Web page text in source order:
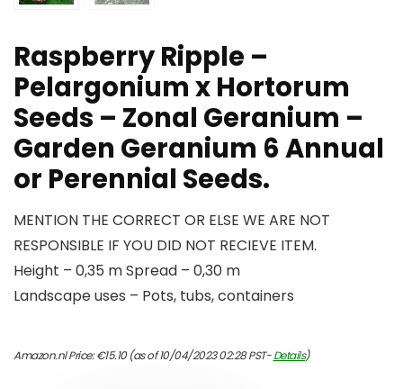
Raspberry Ripple –
Pelargonium x Hortorum
Seeds – Zonal Geranium –
Garden Geranium 6 Annual
or Perennial Seeds.
MENTION THE CORRECT OR ELSE WE ARE NOT
RESPONSIBLE IF YOU DID NOT RECIEVE ITEM.
Height – 0,35 m Spread – 0,30 m
Landscape uses – Pots, tubs, containers
Amazon.nl Price:€15.10(as of 10/04/2023 02:28 PST-Details)